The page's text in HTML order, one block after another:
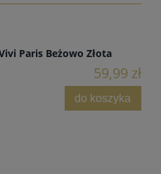
Paris Beżowo Złota
59,99 zł
do koszyka